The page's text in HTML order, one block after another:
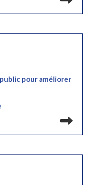
pour améliorer